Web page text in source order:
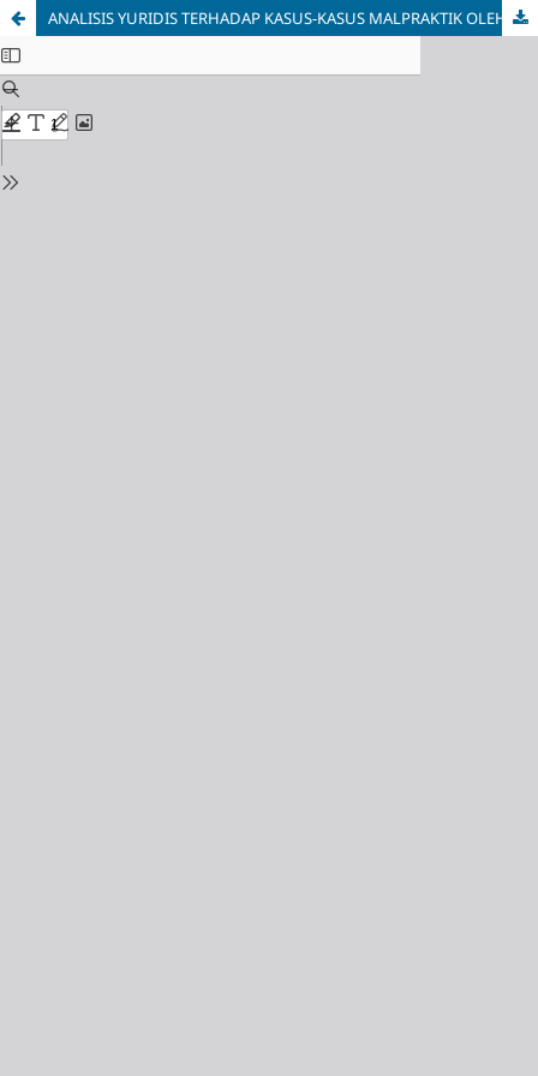
ANALISIS YURIDIS TERHADAP KASUS-KASUS MALPRAKTIK OLEH TENAGA KESEHATAN NON-DOKTER DI RUMAH SAKIT